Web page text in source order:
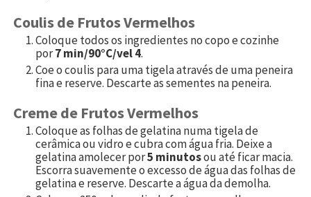
Coulis de Frutos Vermelhos
Coloque todos os ingredientes no copo e cozinhe
por7 min/90°C/vel 4.
Coe o coulis para uma tigela através de uma peneira
fina e reserve. Descarte as sementes na peneira.
Creme de Frutos Vermelhos
Coloque as folhas de gelatina numa tigela de
cerâmica ou vidro e cubra com água fria. Deixe a
gelatina amolecer por5 minutosou até ficar macia.
Escorra suavemente o excesso de água das folhas de
gelatina e reserve. Descarte a água da demolha.